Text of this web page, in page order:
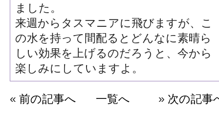
ました。
来週からタスマニアに飛びますが、こ
の水を持って間配るとどんなに素晴ら
しい効果を上げるのだろうと、今から
楽しみにしていますよ。
« 前の記事へ 一覧へ » 次の記事